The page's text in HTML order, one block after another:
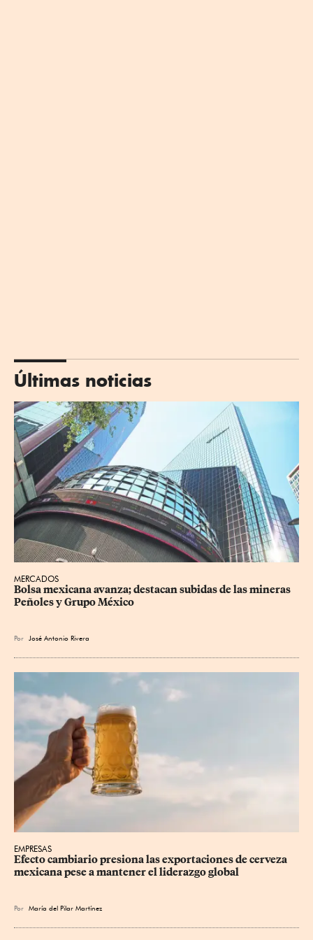
Últimas noticias
MERCADOS
Bolsa mexicana avanza; destacan subidas de las mineras
Peñoles y Grupo México
Por José Antonio Rivera
EMPRESAS
Efecto cambiario presiona las exportaciones de cerveza
mexicana pese a mantener el liderazgo global
Por María del Pilar Martínez